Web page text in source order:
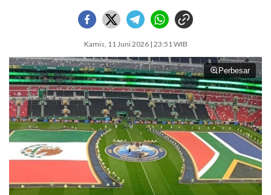
Kamis, 11 Juni 2026 | 23:51 WIB
Perbesar